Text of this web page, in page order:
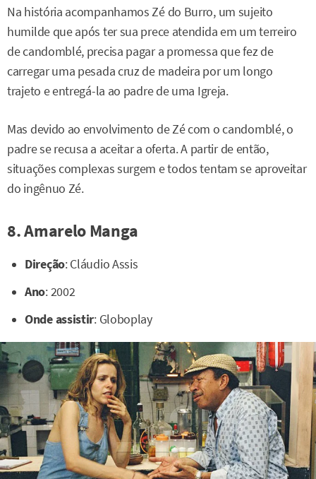
Na história acompanhamos Zé do Burro, um sujeito
humilde que após ter sua prece atendida em um terreiro
de candomblé, precisa pagar a promessa que fez de
carregar uma pesada cruz de madeira por um longo
trajeto e entregá-la ao padre de uma Igreja.
Mas devido ao envolvimento de Zé com o candomblé, o
padre se recusa a aceitar a oferta. A partir de então,
situações complexas surgem e todos tentam se aproveitar
do ingênuo Zé.
8. Amarelo Manga
Direção: Cláudio Assis
Ano: 2002
Onde assistir: Globoplay